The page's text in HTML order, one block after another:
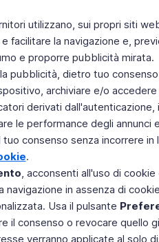
utilizzano, sui propri siti
facilitare la navigazione e,
e proporre pubblicità mirata.
pubblicità, dietro tuo
archiviare e/o
derivati
le performance degli
consenso senza incorrere
.
, acconsenti all'uso di
navigazione in assenza di
Usa il pulsante
il consenso o revocare quello
verranno applicate al solo